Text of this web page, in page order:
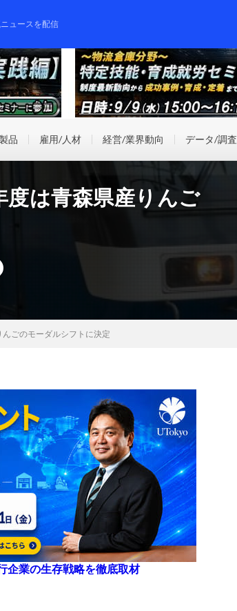
ュースを配信
品 雇用/人材 経営/業界動向 データ/調査
度は青森県産りんご
ごのモーダルシフトに決定
企業の生存戦略を徹底取材